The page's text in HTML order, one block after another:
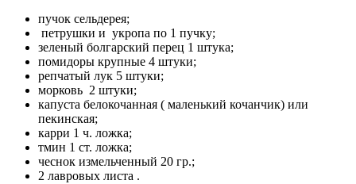
пучок сельдерея;
петрушки и укропа по 1 пучку;
зеленый болгарский перец 1 штука;
помидоры крупные 4 штуки;
репчатый лук 5 штуки;
морковь 2 штуки;
капуста белокочанная ( маленький кочанчик) или
пекинская;
карри 1 ч. ложка;
тмин 1 ст. ложка;
чеснок измельченный 20 гр.;
2 лавровых листа .